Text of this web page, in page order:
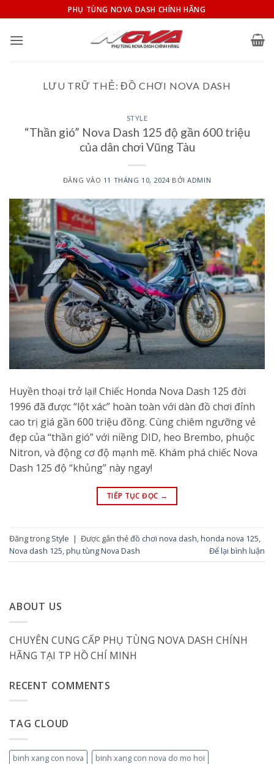
qua
nội
PHỤ TÙNG NOVA DASH CHÍNH HÃNG
LƯU TRỮ THẺ:ĐỒ CHƠI NOVA DASH
STYLE
“Thần gió” Nova Dash 125 độ gần 600 triệu
của dân chơi Vũng Tàu
ĐĂNG VÀO 11 THÁNG 10, 2024 BỞIADMIN
Huyền thoại trở lại! Chiếc Honda Nova Dash 125 đời
1996 đã được “lột xác” hoàn toàn với dàn đồ chơi đỉnh
cao trị giá gần 600 triệu đồng. Cùng chiêm ngưỡng vẻ
đẹp của “thần gió” với niềng DID, heo Brembo, phuộc
Nitron, và động cơ độ mạnh mẽ. Khám phá chiếc Nova
Dash 125 độ “khủng” này ngay!
TIẾP TỤC ĐỌC →
Đăng trong Style | Được gắn thẻđồ chơi nova dash,honda nova 125,
Nova dash 125,phụ tùng Nova Dash Để lại bình luận
ABOUT US
CHUYÊN CUNG CẤP PHỤ TÙNG NOVA DASH CHÍNH
HÃNG TẠI TP HỒ CHÍ MINH
RECENT COMMENTS
TAG CLOUD
binh xang con nova
binh xang con nova do mo hoi